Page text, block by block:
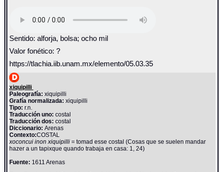
Sentido: alforja, bolsa; ocho mil
Valor fonético: ?
https://tlachia.iib.unam.mx/elemento/05.03.35
xiquipilli
Paleografía: xiquipilli
Grafía normalizada: xiquipilli
Tipo: r.n.
Traducción uno: costal
Traducción dos: costal
Diccionario:Arenas
Contexto:COSTAL
xoconcui inon xiquipilli= tomad esse costal (Cosas que se suelen mandar
hazer a un tapixque quando trabaja en casa: 1, 24)
Fuente: 1611 Arenas